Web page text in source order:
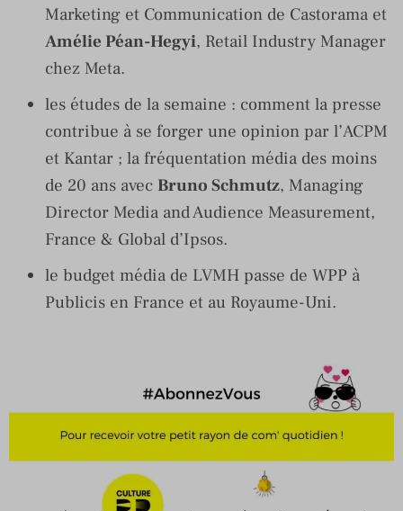
Marketing et Communication de Castorama et
Amélie Péan-Hegyi, Retail Industry Manager
chez Meta.
les études de la semaine : comment la presse
contribue à se forger une opinion par l’ACPM
et Kantar ; la fréquentation média des moins
de 20 ans avec Bruno Schmutz, Managing
Director Media and Audience Measurement,
France & Global d’Ipsos.
le budget média de LVMH passe de WPP à
Publicis en France et au Royaume-Uni.